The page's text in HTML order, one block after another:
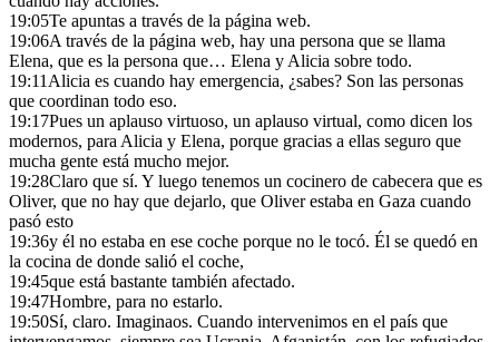
19:05Te apuntas a través de la página web.
19:06A través de la página web, hay una persona que se llama
Elena, que es la persona que… Elena y Alicia sobre todo.
19:11Alicia es cuando hay emergencia, ¿sabes? Son las personas
que coordinan todo eso.
19:17Pues un aplauso virtuoso, un aplauso virtual, como dicen los
modernos, para Alicia y Elena, porque gracias a ellas seguro que
mucha gente está mucho mejor.
19:28Claro que sí. Y luego tenemos un cocinero de cabecera que es
Oliver, que no hay que dejarlo, que Oliver estaba en Gaza cuando
pasó esto
19:36y él no estaba en ese coche porque no le tocó. Él se quedó en
la cocina de donde salió el coche,
19:45que está bastante también afectado.
19:47Hombre, para no estarlo.
19:50Sí, claro. Imaginaos. Cuando intervenimos en el país que